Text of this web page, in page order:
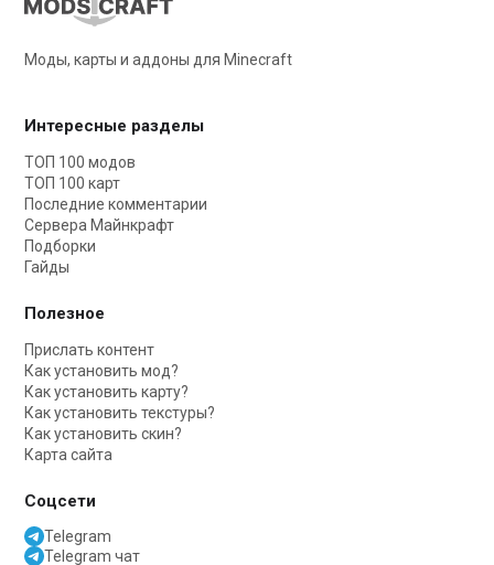
Моды, карты и аддоны для Minecraft
Интересные разделы
ТОП 100 модов
ТОП 100 карт
Последние комментарии
Сервера Майнкрафт
Подборки
Гайды
Полезное
Прислать контент
Как установить мод?
Как установить карту?
Как установить текстуры?
Как установить скин?
Карта сайта
Соцсети
Telegram
Telegram чат